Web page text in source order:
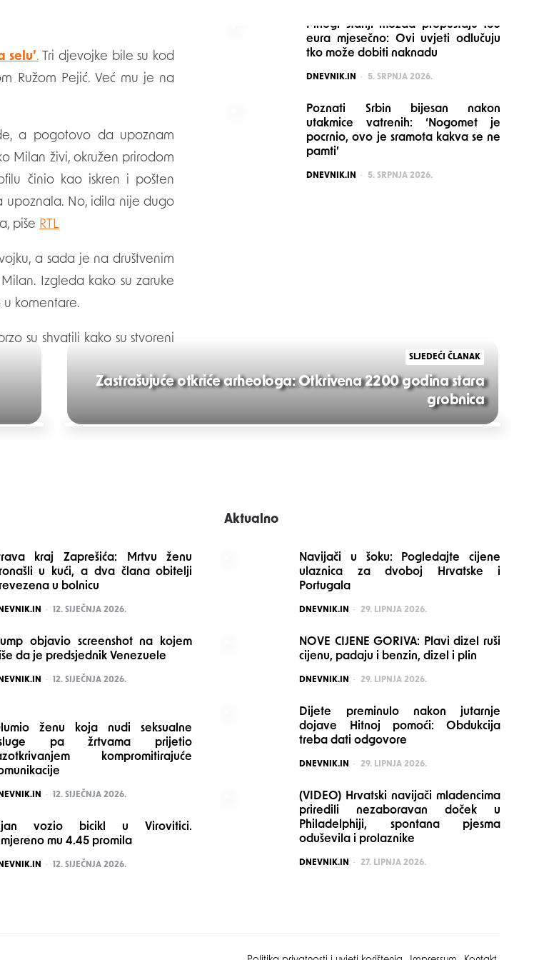
selu’. Tri djevojke bile su kod
Ružom Pejić. Već mu je na
a pogotovo da upoznam
Milan živi, okružen prirodom
činio kao iskren i pošten
upoznala. No, idila nije dugo
piše RTL
a sada je na društvenim
Izgleda kako su zaruke
u komentare.
su shvatili kako su stvoreni
SLJEDEĆI ČLANAK
Zastrašujuće otkriće arheologa: Otkrivena 2200 godina stara
grobnica
Mnogi stariji možda propuštaju 160
eura mjesečno: Ovi uvjeti odlučuju
tko može dobiti naknadu
POSTED
DNEVNIK.IN 5. SRPNJA 2026.
Poznati Srbin bijesan nakon
utakmice vatrenih: ‘Nogomet je
pocrnio, ovo je sramota kakva se ne
pamti’
POSTED
DNEVNIK.IN 5. SRPNJA 2026.
kraj Zaprešića: Mrtvu ženu
u kući, a dva člana obitelji
u bolnicu
12. SIJEČNJA 2026.
objavio screenshot na kojem
da je predsjednik Venezuele
12. SIJEČNJA 2026.
ženu koja nudi seksualne
pa žrtvama prijetio
kompromitirajuće
12. SIJEČNJA 2026.
vozio bicikl u Virovitici.
mu 4.45 promila
12. SIJEČNJA 2026.
Aktualno
Navijači u šoku: Pogledajte cijene
ulaznica za dvoboj Hrvatske i
Portugala
POSTED
DNEVNIK.IN 29. LIPNJA 2026.
NOVE CIJENE GORIVA: Plavi dizel ruši
cijenu, padaju i benzin, dizel i plin
POSTED
DNEVNIK.IN 29. LIPNJA 2026.
Dijete preminulo nakon jutarnje
dojave Hitnoj pomoći: Obdukcija
treba dati odgovore
POSTED
DNEVNIK.IN 29. LIPNJA 2026.
(VIDEO) Hrvatski navijači mladencima
priredili nezaboravan doček u
Philadelphiji, spontana pjesma
oduševila i prolaznike
POSTED
DNEVNIK.IN 27. LIPNJA 2026.